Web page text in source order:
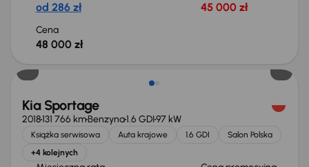
od 286 zł 45 000 zł
Cena
48 000 zł
Kia Sportage
2018131 766 kmBenzyna1.6 GDI97 kW
Książka serwisowa Auta krajowe 1.6 GDI
Salon Polska
+4 kolejnych